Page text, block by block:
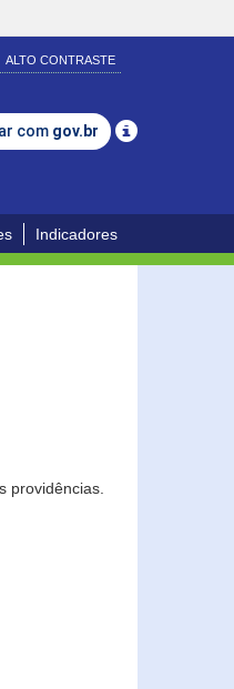
ALTO CONTRASTE
com gov.br
Indicadores
providências.